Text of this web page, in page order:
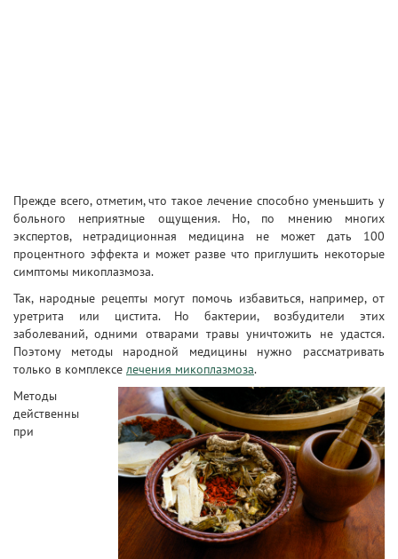
Прежде всего, отметим, что такое лечение способно уменьшить у
больного неприятные ощущения. Но, по мнению многих
экспертов, нетрадиционная медицина не может дать 100
процентного эффекта и может разве что приглушить некоторые
симптомы микоплазмоза.
Так, народные рецепты могут помочь избавиться, например, от
уретрита или цистита. Но бактерии, возбудители этих
заболеваний, одними отварами травы уничтожить не удастся.
Поэтому методы народной медицины нужно рассматривать
только в комплексе лечения микоплазмоза.
Методы
действенны
при